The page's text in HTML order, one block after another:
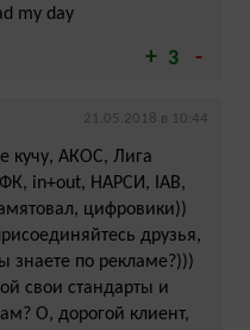
3
my day
кучу, АКОС, Лига
in+out, НАРСИ, IAB,
цифровики))
друзья,
знаете по рекламе?)))
свои стандарты и
О, дорогой клиент,
21.05.2018 в 10:44